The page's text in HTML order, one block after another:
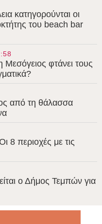
κατηγορούνται οι
του beach bar
φτάνει τους
από τη θάλασσα
περιοχές με τις
ο Δήμος Τεμπών για